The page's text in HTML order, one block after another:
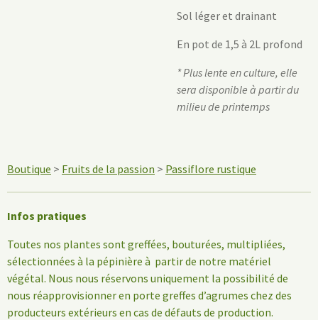
Sol léger et drainant
En pot de 1,5 à 2L profond
* Plus lente en culture, elle
sera disponible à partir du
milieu de printemps
Boutique > Fruits de la passion > Passiflore rustique
Infos pratiques
Toutes nos plantes sont greffées, bouturées, multipliées,
sélectionnées à la pépinière à partir de notre matériel
végétal. Nous nous réservons uniquement la possibilité de
nous réapprovisionner en porte greffes d’agrumes chez des
producteurs extérieurs en cas de défauts de production.